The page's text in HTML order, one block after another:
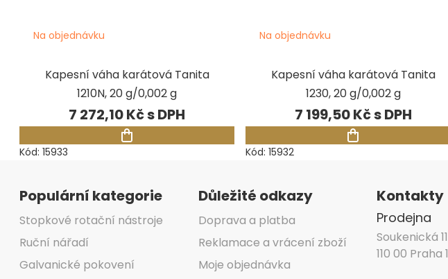
Kapesní váha karátová Tanita
1210N, 20 g/0,002 g
Na objednávku
7 272,10 Kč
Kód: 15933
Kapesní váha karátová Tanita
1230, 20 g/0,002 g
Na objednávku
7 199,50 Kč
Kód: 15932
Populární kategorie
Stopkové rotační nástroje
Ruční nářadí
Galvanické pokovení
Důležité odkazy
Doprava a platba
Reklamace a vrácení zboží
Moje objednávka
Kontakty
Prodejna
Soukenická 11
110 00 Praha 1